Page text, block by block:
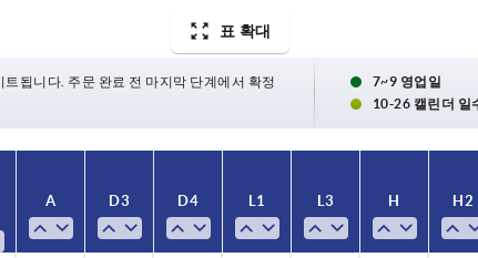
C 로케이팅
천공(슬롯
표 확대
됩니다. 주문 완료 전 마지막 단계에서 확정
7~9 영업일
10-26 캘린더 일
A D3 D4 L1 L3 H H2
A D3 D4 L1 L3 H H2